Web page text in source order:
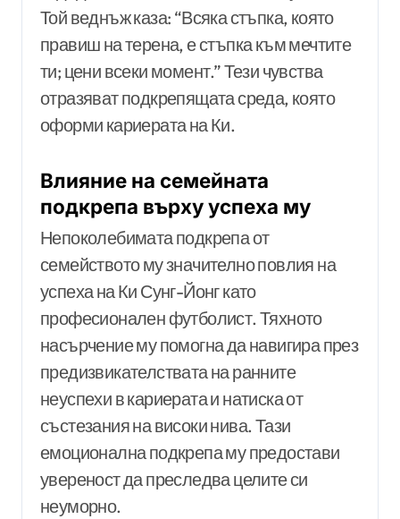
Той веднъж каза: “Всяка стъпка, която
правиш на терена, е стъпка към мечтите
ти; цени всеки момент.” Тези чувства
отразяват подкрепящата среда, която
оформи кариерата на Ки.
Влияние на семейната
подкрепа върху успеха му
Непоколебимата подкрепа от
семейството му значително повлия на
успеха на Ки Сунг-Йонг като
професионален футболист. Тяхното
насърчение му помогна да навигира през
предизвикателствата на ранните
неуспехи в кариерата и натиска от
състезания на високи нива. Тази
емоционална подкрепа му предостави
увереност да преследва целите си
неуморно.